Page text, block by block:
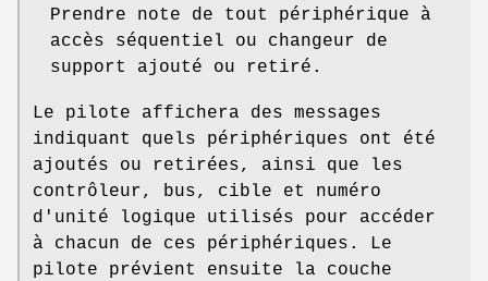
Prendre note de tout périphérique à
accès séquentiel ou changeur de
support ajouté ou retiré.
Le pilote affichera des messages
indiquant quels périphériques ont été
ajoutés ou retirées, ainsi que les
contrôleur, bus, cible et numéro
d'unité logique utilisés pour accéder
à chacun de ces périphériques. Le
pilote prévient ensuite la couche